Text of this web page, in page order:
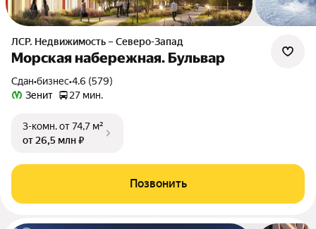
ЛСР. Недвижимость – Северо-Запад
Морская набережная. Бульвар
Сдан•бизнес•4.6 (579)
Зенит
27 мин.
3-комн.от 74,7 м²
от 26,5 млн ₽
Позвонить